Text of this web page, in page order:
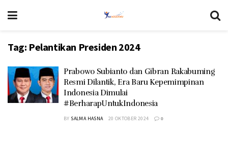
Tag: Pelantikan Presiden 2024
Prabowo Subianto dan Gibran Rakabuming
Resmi Dilantik, Era Baru Kepemimpinan
Indonesia Dimulai
#BerharapUntukIndonesia
BY SALMA HASNA 20 OKTOBER 2024 0